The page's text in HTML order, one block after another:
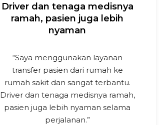
Driver dan tenaga medisnya
ramah, pasien juga lebih
nyaman
“Saya menggunakan layanan
transfer pasien dari rumah ke
rumah sakit dan sangat terbantu.
Driver dan tenaga medisnya ramah,
pasien juga lebih nyaman selama
perjalanan.”